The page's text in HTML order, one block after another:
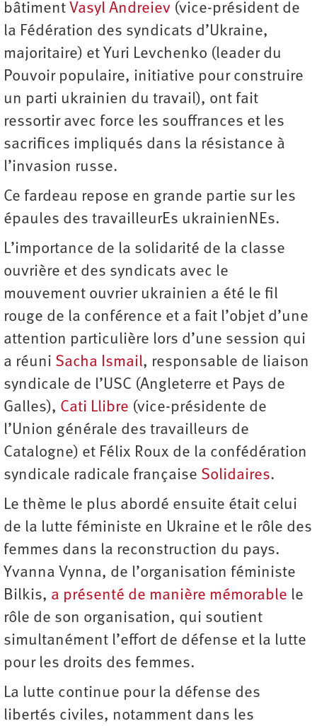
bâtiment Vasyl Andreiev (vice-président de
la Fédération des syndicats d’Ukraine,
majoritaire) et Yuri Levchenko (leader du
Pouvoir populaire, initiative pour construire
un parti ukrainien du travail), ont fait
ressortir avec force les souffrances et les
sacrifices impliqués dans la résistance à
l’invasion russe.
Ce fardeau repose en grande partie sur les
épaules des travailleurEs ukrainienNEs.
L’importance de la solidarité de la classe
ouvrière et des syndicats avec le
mouvement ouvrier ukrainien a été le fil
rouge de la conférence et a fait l’objet d’une
attention particulière lors d’une session qui
a réuni Sacha Ismail, responsable de liaison
syndicale de l’USC (Angleterre et Pays de
Galles), Cati Llibre (vice-présidente de
l’Union générale des travailleurs de
Catalogne) et Félix Roux de la confédération
syndicale radicale française Solidaires.
Le thème le plus abordé ensuite était celui
de la lutte féministe en Ukraine et le rôle des
femmes dans la reconstruction du pays.
Yvanna Vynna, de l’organisation féministe
Bilkis, a présenté de manière mémorable le
rôle de son organisation, qui soutient
simultanément l’effort de défense et la lutte
pour les droits des femmes.
La lutte continue pour la défense des
libertés civiles, notamment dans les